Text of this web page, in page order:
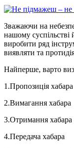
Зважаючи на
нашому суспільстві
виробити ряд
виявляти та
Найперше, варто
1.Пропозиція хабара
2.Вимагання хабара
3.Отримання хабара
4.Передача хабара